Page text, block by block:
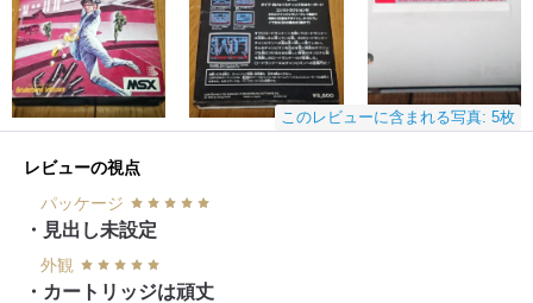
このレビューに含まれる写真: 5枚
レビューの視点
パッケージ
・見出し未設定
外観
・カートリッジは頑丈